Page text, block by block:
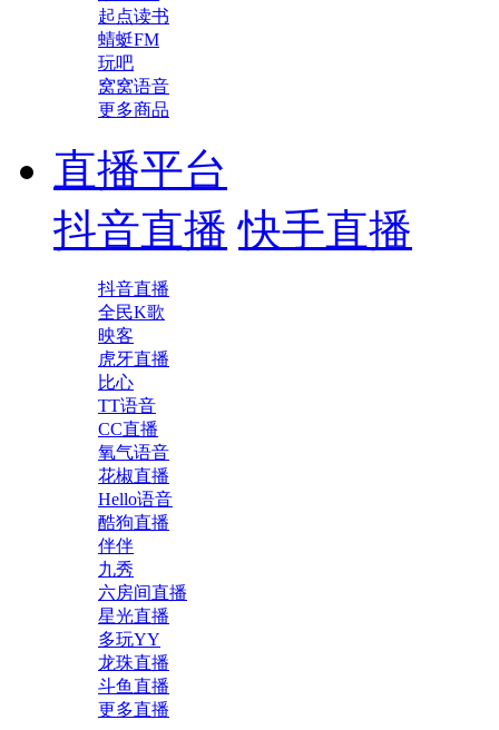
起点读书
蜻蜓FM
玩吧
窝窝语音
更多商品
直播平台
抖音直播 快手直播
抖音直播
全民K歌
映客
虎牙直播
比心
TT语音
CC直播
氧气语音
花椒直播
Hello语音
酷狗直播
伴伴
九秀
六房间直播
星光直播
多玩YY
龙珠直播
斗鱼直播
更多直播